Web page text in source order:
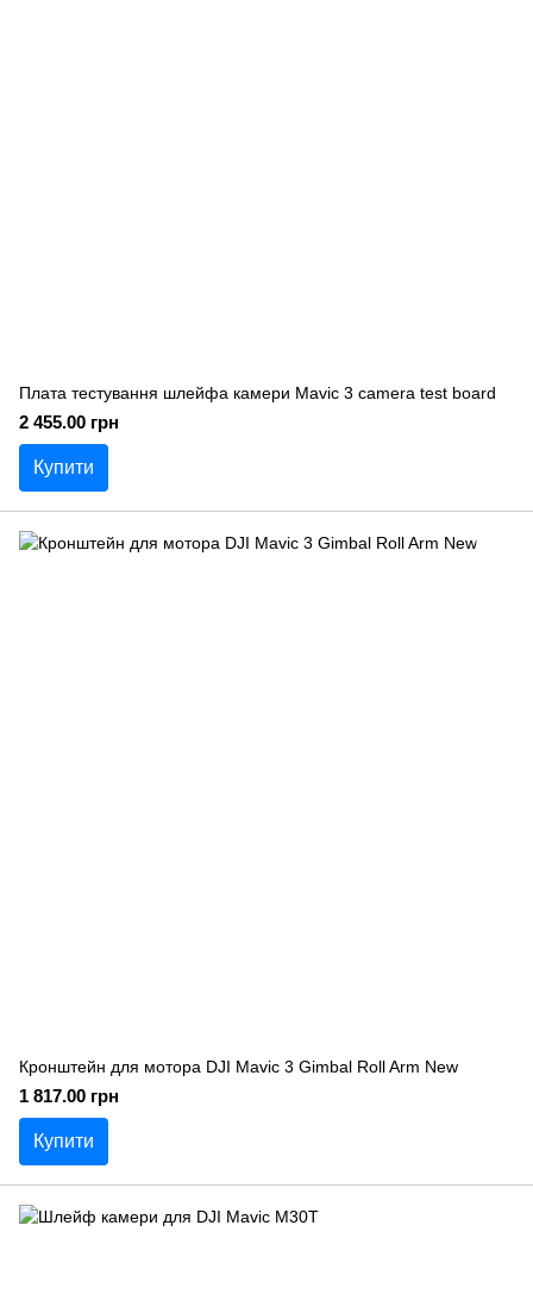
Плата тестування шлейфа камери Mavic 3 camera test board
2 455.00 грн
Купити
Кронштейн для мотора DJI Mavic 3 Gimbal Roll Arm New
1 817.00 грн
Купити